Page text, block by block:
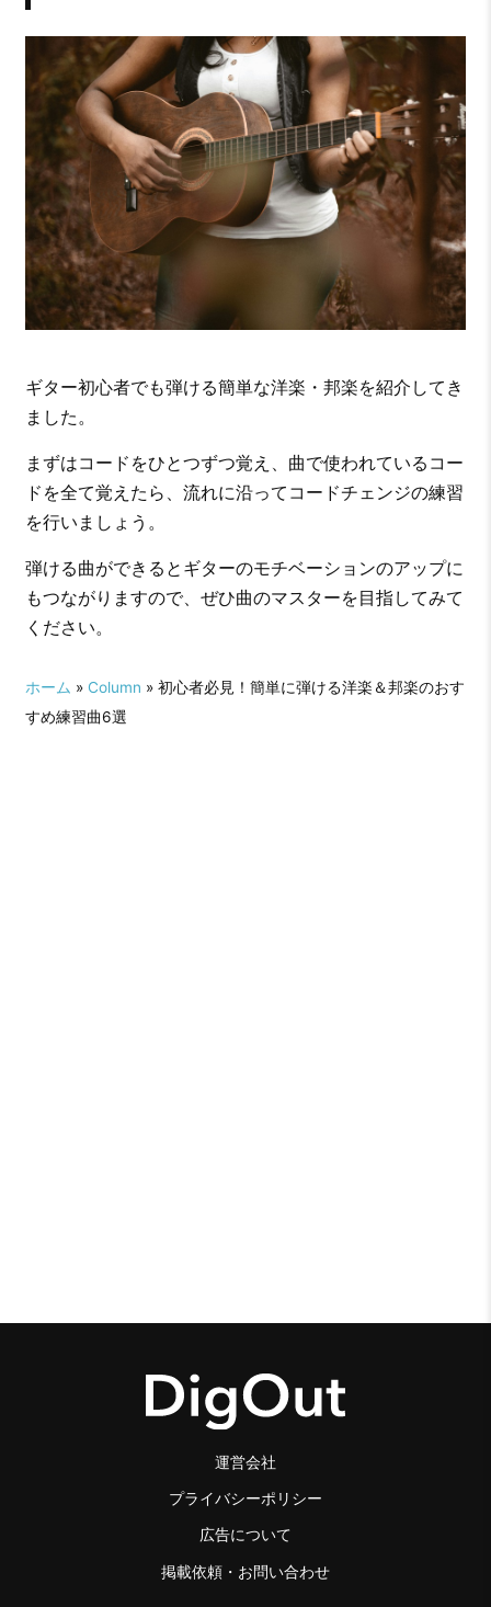
ギター初心者でも弾ける簡単な洋楽・邦楽を紹介してき
ました。
まずはコードをひとつずつ覚え、曲で使われているコー
ドを全て覚えたら、流れに沿ってコードチェンジの練習
を行いましょう。
弾ける曲ができるとギターのモチベーションのアップに
もつながりますので、ぜひ曲のマスターを目指してみて
ください。
ホーム » Column » 初心者必見！簡単に弾ける洋楽＆邦楽のおす
すめ練習曲6選
運営会社
プライバシーポリシー
広告について
掲載依頼・お問い合わせ